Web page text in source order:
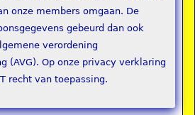
onze members omgaan. De
gebeurd dan ook
verordening
(AVG). Op onze privacy verklaring
recht van toepassing.